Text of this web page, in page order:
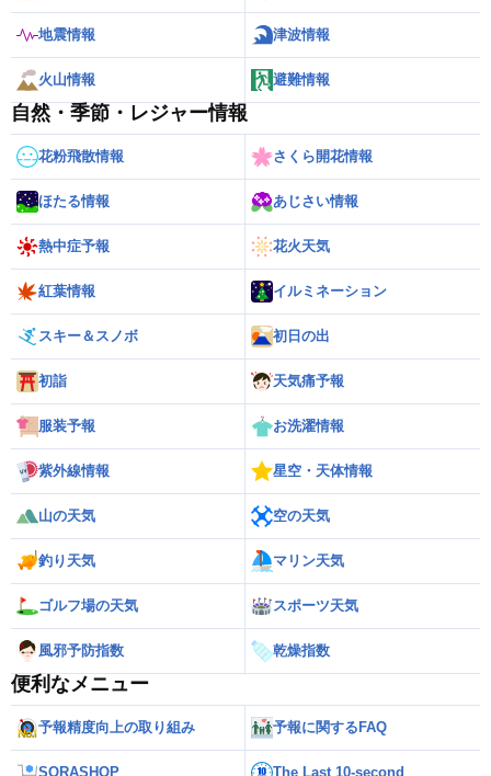
地震情報 津波情報
火山情報 避難情報
自然・季節・レジャー情報
花粉飛散情報 さくら開花情報
ほたる情報 あじさい情報
熱中症予報 花火天気
紅葉情報 イルミネーション
スキー＆スノボ 初日の出
初詣 天気痛予報
服装予報 お洗濯情報
紫外線情報 星空・天体情報
山の天気 空の天気
釣り天気 マリン天気
ゴルフ場の天気 スポーツ天気
風邪予防指数 乾燥指数
便利なメニュー
予報精度向上の取り組み 予報に関するFAQ
SORASHOP The Last 10-second